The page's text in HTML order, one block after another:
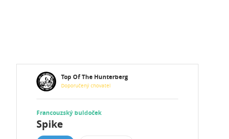
Top Of The Hunterberg
Doporučený chovatel
Francouzský buldoček
Spike